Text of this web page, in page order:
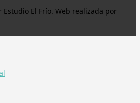
El Frío. Web realizada por